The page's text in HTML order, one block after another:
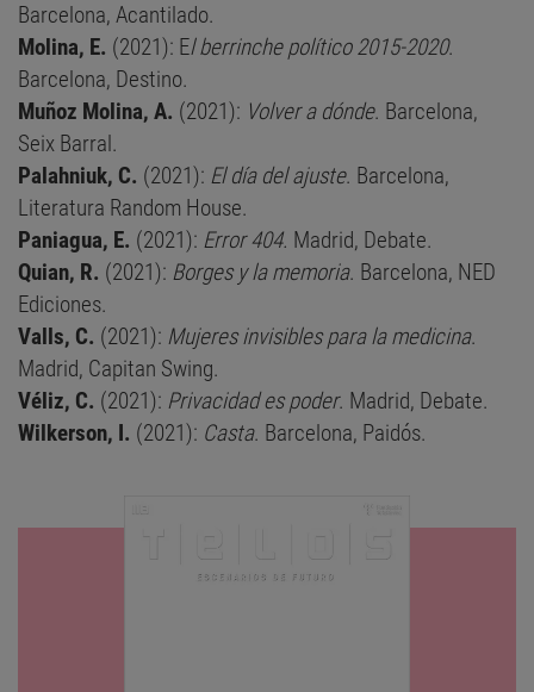
Barcelona, Acantilado.
Molina, E. (2021): El berrinche político 2015-2020.
Barcelona, Destino.
Muñoz Molina, A. (2021): Volver a dónde. Barcelona,
Seix Barral.
Palahniuk, C. (2021): El día del ajuste. Barcelona,
Literatura Random House.
Paniagua, E. (2021): Error 404. Madrid, Debate.
Quian, R. (2021): Borges y la memoria. Barcelona, NED
Ediciones.
Valls, C. (2021): Mujeres invisibles para la medicina.
Madrid, Capitan Swing.
Véliz, C. (2021): Privacidad es poder. Madrid, Debate.
Wilkerson, I. (2021): Casta. Barcelona, Paidós.